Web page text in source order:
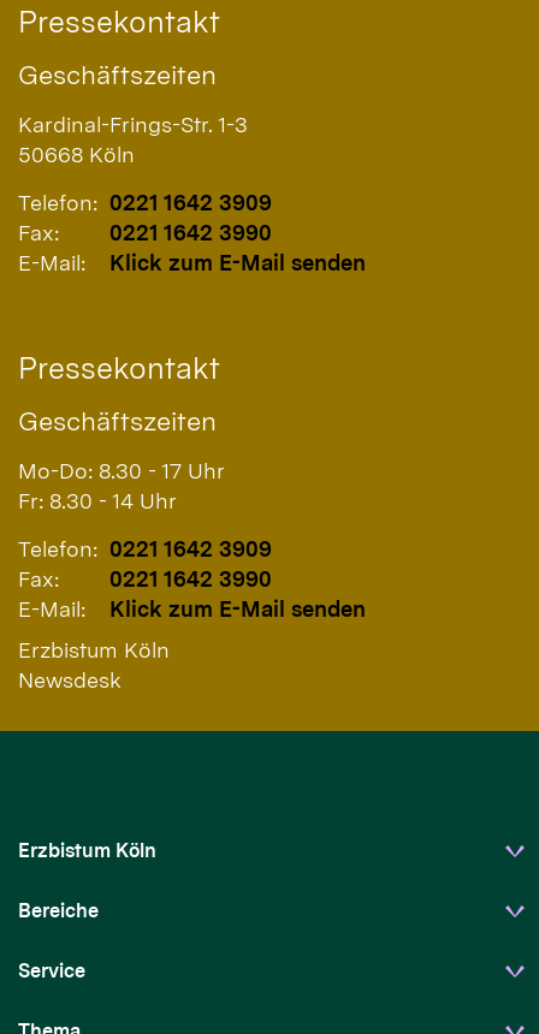
Pressekontakt
Geschäftszeiten
Kardinal-Frings-Str. 1-3
50668 Köln
Telefon: 0221 1642 3909
Fax:
0221 1642 3990
E-Mail:
Klick zum E-Mail senden
Pressekontakt
Geschäftszeiten
Mo-Do: 8.30 - 17 Uhr
Fr: 8.30 - 14 Uhr
Telefon: 0221 1642 3909
Fax:
0221 1642 3990
E-Mail:
Klick zum E-Mail senden
Erzbistum Köln
Newsdesk
Erzbistum Köln
Bereiche
Service